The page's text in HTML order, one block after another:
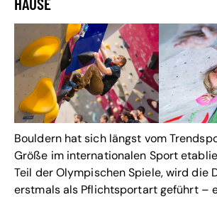
Bouldern hat sich längst vom
Größe im internationalen Sport
Teil der Olympischen Spiele, wird die
erstmals als Pflichtsportart geführt –